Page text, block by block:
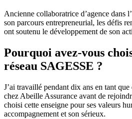
Ancienne collaboratrice d’agence dans
son parcours entrepreneurial, les défis
ont soutenu le développement de son
Pourquoi avez-vous
réseau SAGESSE ?
J’ai travaillé pendant dix ans en tant
chez Abeille Assurance avant de
choisi cette enseigne pour ses valeurs
accompagnement et son sérieux.